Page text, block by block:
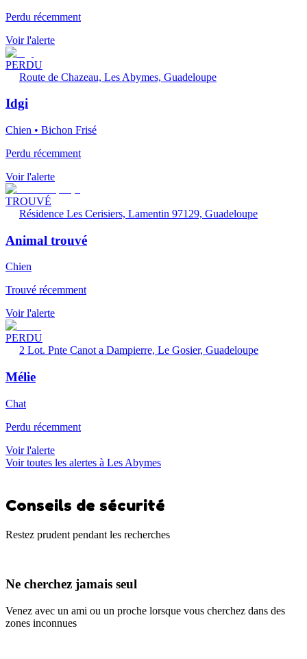
Perdu récemment
Voir l'alerte
PERDU
Route de Chazeau, Les Abymes, Guadeloupe
Idgi
Chien • Bichon Frisé
Perdu récemment
Voir l'alerte
TROUVÉ
Résidence Les Cerisiers, Lamentin 97129, Guadeloupe
Animal trouvé
Chien
Trouvé récemment
Voir l'alerte
PERDU
2 Lot. Pnte Canot a Dampierre, Le Gosier, Guadeloupe
Mélie
Chat
Perdu récemment
Voir l'alerte
Voir toutes les alertes à Les Abymes
Conseils de sécurité
Restez prudent pendant les recherches
Ne cherchez jamais seul
Venez avec un ami ou un proche lorsque vous cherchez dans des
zones inconnues